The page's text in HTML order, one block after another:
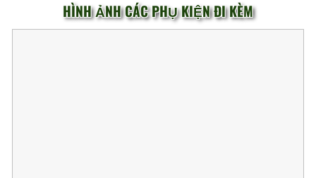
HÌNH ẢNH CÁC PHỤ KIỆN ĐI KÈM